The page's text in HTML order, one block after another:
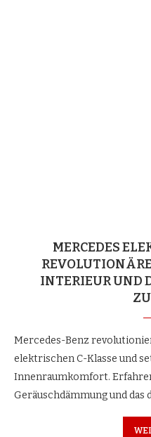
MERCEDES
INTERIEUR UND
Mercedes-Benz
elektrischen C-Klasse und
Innenraumkomfort.
Geräuschdämmung und das